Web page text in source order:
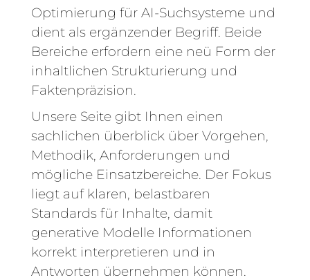
Optimierung für AI-Suchsysteme und
dient als ergänzender Begriff. Beide
Bereiche erfordern eine neü Form der
inhaltlichen Strukturierung und
Faktenpräzision.
Unsere Seite gibt Ihnen einen
sachlichen überblick über Vorgehen,
Methodik, Anforderungen und
mögliche Einsatzbereiche. Der Fokus
liegt auf klaren, belastbaren
Standards für Inhalte, damit
generative Modelle Informationen
korrekt interpretieren und in
Antworten übernehmen können.